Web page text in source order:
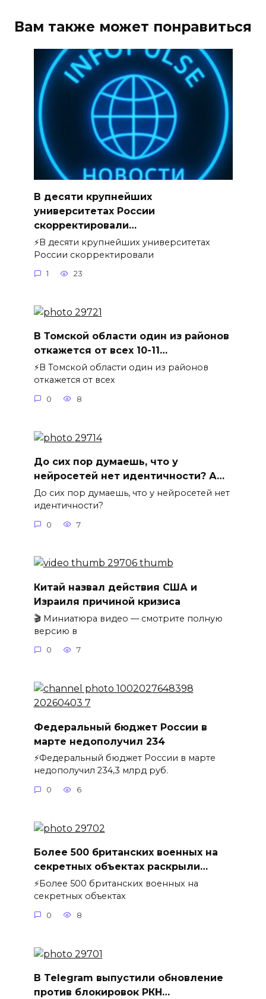
Вам также может понравиться
В десяти крупнейших
университетах России
скорректировали…
⚡️В десяти крупнейших университетах
России скорректировали
1 23
В Томской области один из районов
откажется от всех 10-11…
⚡️В Томской области один из районов
откажется от всех
0 8
До сих пор думаешь, что у
нейросетей нет идентичности? А…
До сих пор думаешь, что у нейросетей нет
идентичности?
0 7
Китай назвал действия США и
Израиля причиной кризиса
🎬 Миниатюра видео — смотрите полную
версию в
0 7
Федеральный бюджет России в
марте недополучил 234
⚡️Федеральный бюджет России в марте
недополучил 234,3 млрд руб.
0 6
Более 500 британских военных на
секретных объектах раскрыли…
⚡️Более 500 британских военных на
секретных объектах
0 8
В Telegram выпустили обновление
против блокировок РКН…